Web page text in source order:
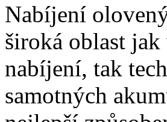
Nabíjení
široká oblast
nabíjení, tak
samotných